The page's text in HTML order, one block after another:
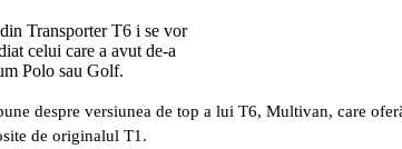
Transporter T6 i se vor
celui care a avut de-a
Polo sau Golf.
despre versiunea de top a lui T6, Multivan, care
de originalul T1.